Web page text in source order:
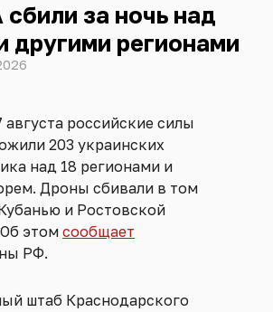
за ночь над
другими регионами
августа российские силы
203 украинских
над 18 регионами и
Дроны сбивали в том
и Ростовской
этом сообщает
РФ.
штаб Краснодарского